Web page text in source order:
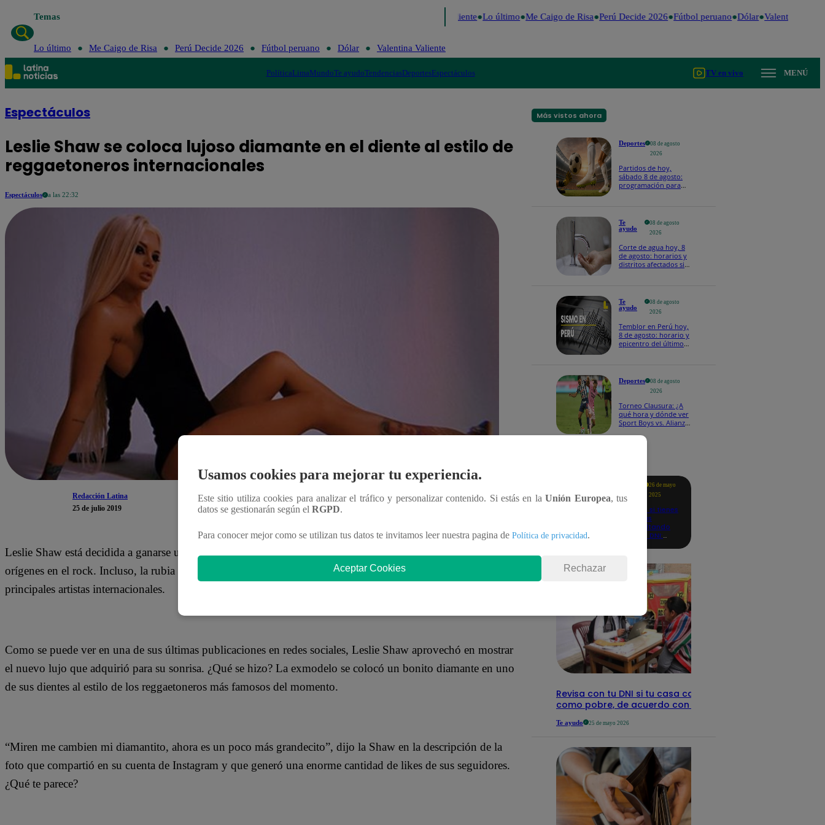
Temas Valentina Valiente Lo último Me Caigo de Risa Perú Decide 2026 Fútbol peruano Dólar Valentina
Lo último Me Caigo de Risa Perú Decide 2026 Fútbol peruano Dólar Valentina Valiente
PolíticaLimaMundoTe ayudoTendenciasDeportesEspectáculos TV en vivo MENÚ
Espectáculos
Leslie Shaw se coloca lujoso diamante en el diente al estilo de
reggaetoneros internacionales
Espectáculos a las 22:32
Redacción Latina
25 de julio 2019
Compartir
Leslie Shaw está decidida a ganarse un nombre dentro del género urbano y ve casi imposible regresar a sus
orígenes en el rock. Incluso, la rubia está incorporando ciertos detalles en su look para emular a los
principales artistas internacionales.
Como se puede ver en una de sus últimas publicaciones en redes sociales, Leslie Shaw aprovechó en mostrar
el nuevo lujo que adquirió para su sonrisa. ¿Qué se hizo? La exmodelo se colocó un bonito diamante en uno
de sus dientes al estilo de los reggaetoneros más famosos del momento.
“Miren me cambien mi diamantito, ahora es un poco más grandecito”, dijo la Shaw en la descripción de la
foto que compartió en su cuenta de Instagram y que generó una enorme cantidad de likes de sus seguidores.
¿Qué te parece?
Más vistos ahora
Deportes
08 de agosto
2026
Partidos de hoy,
sábado 8 de agosto:
programación para
Te
ayudo
08 de agosto
2026
Corte de agua hoy, 8
de agosto: horarios y
distritos afectados sin
Te
ayudo
08 de agosto
2026
Temblor en Perú hoy,
8 de agosto: horario y
epicentro del último
Deportes
08 de agosto
2026
Torneo Clausura: ¿A
qué hora y dónde ver
Sport Boys vs. Alianza
26 de mayo
2025
Revisa si tienes
deudas
consultando
con tu DNI:
detalles
Revisa con tu DNI si tu casa califica
como pobre, de acuerdo con el Sisfoh
Te ayudo 25 de mayo 2026
Usamos cookies para mejorar tu experiencia.
Este sitio utiliza cookies para analizar el tráfico y personalizar contenido. Si estás en laUnión Europea, tus
datos se gestionarán según el RGPD.
Para conocer mejor como se utilizan tus datos te invitamos leer nuestra pagina de Política de privacidad.
Aceptar Cookies Rechazar